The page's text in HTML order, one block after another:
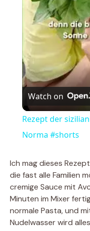
Watch on
Rezept der
Norma #shorts
Ich mag dieses
die fast alle Familien
cremige Sauce mit
Minuten im Mixer
normale Pasta, und
Nudelwasser wird